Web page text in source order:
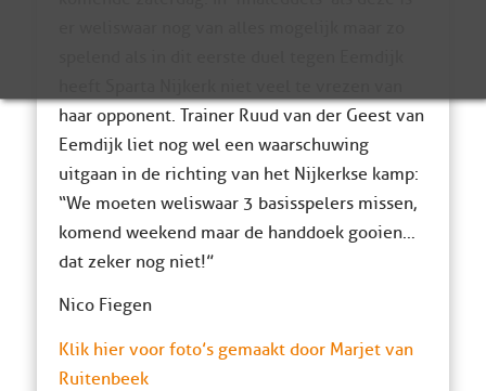
haar opponent. Trainer Ruud van der Geest van
Eemdijk liet nog wel een waarschuwing
uitgaan in de richting van het Nijkerkse kamp:
“We moeten weliswaar 3 basisspelers missen,
komend weekend maar de handdoek gooien…
dat zeker nog niet!”
Nico Fiegen
Klik hier voor foto’s gemaakt door Marjet van
Ruitenbeek